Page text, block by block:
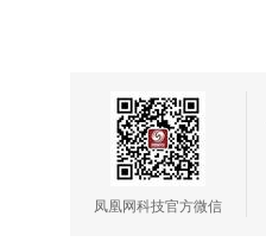
凤凰网科技官方微信